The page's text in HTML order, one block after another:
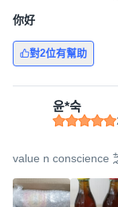
你好
對2位有幫助
윤*숙
value n conscience